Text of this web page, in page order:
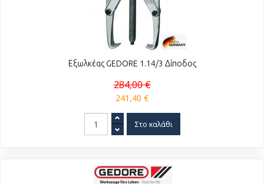
Εξωλκέας GEDORE 1.14/3 Δίποδος
284,00 €
241,40 €